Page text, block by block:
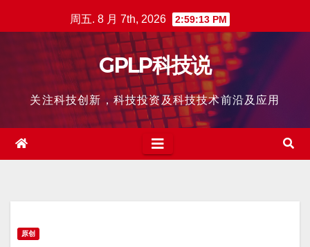
至
周五. 8 月 7th, 2026 2:59:14 PM
GPLP科技说
关注科技创新，科技投资及科技技术前沿及应用
原创